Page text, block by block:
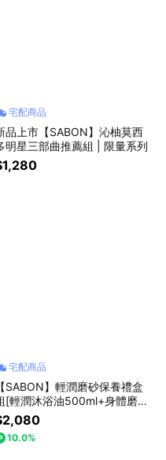
宅配商品
品上市【SABON】沁柚莫西
明星三部曲推薦組 | 限量系列
宅配商品
【SABON】輕潤磨砂保養禮盒
[輕潤沐浴油500ml+身體磨砂
60g+絲綢身體乳液50ml] 禮
獨家贈禮
10.0%